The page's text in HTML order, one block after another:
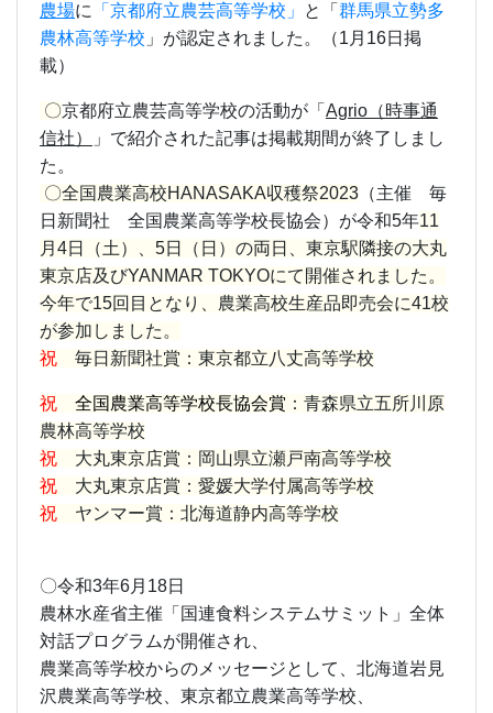
農場に 「京都府立農芸高等学校」 と「 群馬県立勢多
農林高等学校 」が認定されました。（1月16日掲
載）
〇京都府立農芸高等学校の活動が 「 Agrio（時事通
信社）
」 で紹介された記事は掲載期間が終了しまし
た。
〇全国農業高校HANASAKA収穫祭2023 （主催 毎
日新聞社 全国農業高等学校長協会）が令和5年11
月4日（土）、5日（日）の両日、東京駅隣接の大丸
東京店及びYANMAR TOKYOにて開催されました。
今年で15回目となり、農業高校生産品即売会に41校
が参加しました。
祝 毎日新聞社賞：東京都立八丈高等学校
祝 全国農業高等学校長協会賞 ：青森県立五所川原
農林高等学校
祝 大丸東京店賞：岡山県立瀬戸南高等学校
祝 大丸東京店賞：愛媛大学付属高等学校
祝 ヤンマー賞：北海道静内高等学校
〇令和3年6月18日
農林水産省主催「国連食料システムサミット」全体
対話プログラムが開催され、
農業高等学校からのメッセージとして、北海道岩見
沢農業高等学校、東京都立農業高等学校、